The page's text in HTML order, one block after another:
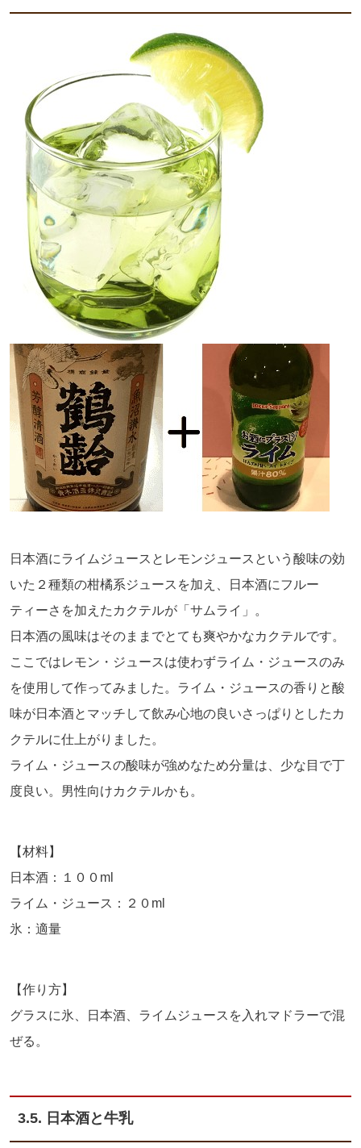
日本酒にライムジュースとレモンジュースという酸味の効
いた２種類の柑橘系ジュースを加え、日本酒にフルー
ティーさを加えたカクテルが「サムライ」。
日本酒の風味はそのままでとても爽やかなカクテルです。
ここではレモン・ジュースは使わずライム・ジュースのみ
を使用して作ってみました。ライム・ジュースの香りと酸
味が日本酒とマッチして飲み心地の良いさっぱりとしたカ
クテルに仕上がりました。
ライム・ジュースの酸味が強めなため分量は、少な目で丁
度良い。男性向けカクテルかも。
【材料】
日本酒：１００ml
ライム・ジュース：２０ml
氷：適量
【作り方】
グラスに氷、日本酒、ライムジュースを入れマドラーで混
ぜる。
3.5. 日本酒と牛乳